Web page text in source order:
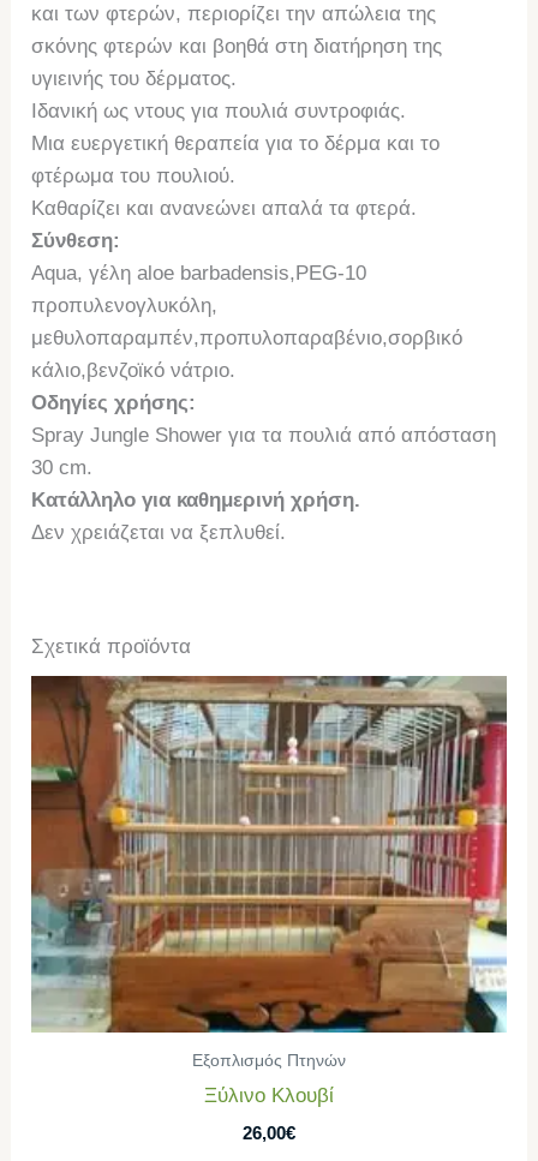
και των φτερών, περιορίζει την απώλεια της
σκόνης φτερών και βοηθά στη διατήρηση της
υγιεινής του δέρματος.
Ιδανική ως ντους για πουλιά συντροφιάς.
Μια ευεργετική θεραπεία για το δέρμα και το
φτέρωμα του πουλιού.
Καθαρίζει και ανανεώνει απαλά τα φτερά.
Σύνθεση:
Aqua, γέλη aloe barbadensis,PEG-10
προπυλενογλυκόλη,
μεθυλοπαραμπέν,προπυλοπαραβένιο,σορβικό
κάλιο,βενζοϊκό νάτριο.
Οδηγίες χρήσης:
Spray Jungle Shower για τα πουλιά από απόσταση
30 cm.
Κατάλληλο για καθημερινή χρήση.
Δεν χρειάζεται να ξεπλυθεί.
Σχετικά προϊόντα
Εξοπλισμός Πτηνών
Ξύλινο Κλουβί
26,00€